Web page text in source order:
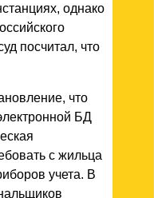
однако
посчитал, что
что
БД
с жильца
учета. В